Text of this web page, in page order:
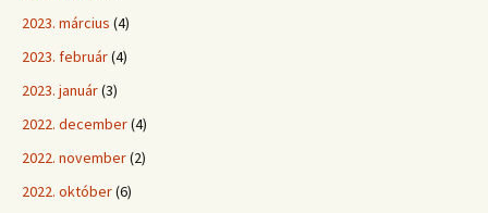
2023. március (4)
2023. február(4)
2023. január(3)
2022. december(4)
2022. november(2)
2022. október(6)